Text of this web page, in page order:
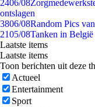
2406/08
ontslagen
3806/08Random Pics
2105/08Tanken in
Laatste items
Laatste items
Toon berichten uit deze
Actueel
Entertainment
Sport